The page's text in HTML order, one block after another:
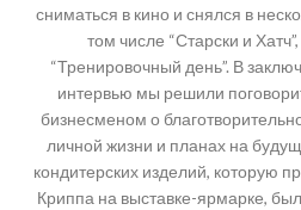
сниматься в кино и снялся в
том числе “Старски и
“Тренировочный день”. В
интервью мы решили
бизнесменом о
личной жизни и планах на
кондитерских изделий, которую
Криппа на выставке-ярмарке,